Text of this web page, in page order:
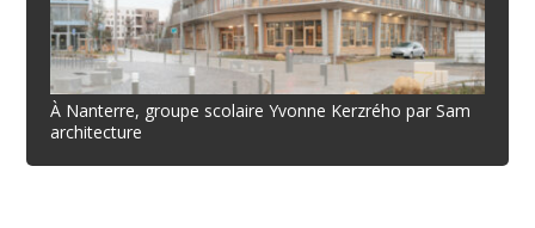
À Nanterre, groupe scolaire Yvonne Kerzrého par Sam
architecture